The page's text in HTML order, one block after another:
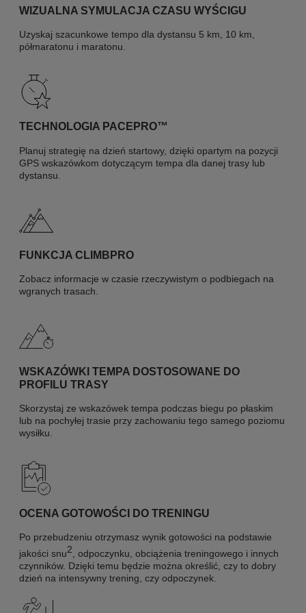
WIZUALNA SYMULACJA CZASU WYŚCIGU
Uzyskaj szacunkowe tempo dla dystansu 5 km, 10 km,
półmaratonu i maratonu.
TECHNOLOGIA PACEPRO™
Planuj strategię na dzień startowy, dzięki opartym na pozycji
GPS wskazówkom dotyczącym tempa dla danej trasy lub
dystansu.
FUNKCJA CLIMBPRO
Zobacz informacje w czasie rzeczywistym o podbiegach na
wgranych trasach.
WSKAZÓWKI TEMPA DOSTOSOWANE DO
PROFILU TRASY
Skorzystaj ze wskazówek tempa podczas biegu po płaskim
lub na pochyłej trasie przy zachowaniu tego samego poziomu
wysiłku.
OCENA GOTOWOŚCI DO TRENINGU
Po przebudzeniu otrzymasz wynik gotowości na podstawie
jakości snu2 , odpoczynku, obciążenia treningowego i innych
czynników. Dzięki temu będzie można określić, czy to dobry
dzień na intensywny trening, czy odpoczynek.